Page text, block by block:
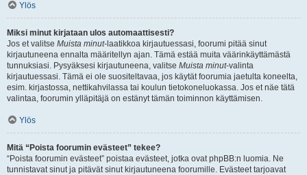
Ylös
Miksi minut kirjataan ulos automaattisesti?
Jos et valitse Muista minut-laatikkoa kirjautuessasi, foorumi pitää sinut
kirjautuneena ennalta määritellyn ajan. Tämä estää muita väärinkäyttämästä
tunnuksiasi. Pysyäksesi kirjautuneena, valitse Muista minut-valinta
kirjautuessasi. Tämä ei ole suositeltavaa, jos käytät foorumia jaetulta koneelta,
esim. kirjastossa, nettikahvilassa tai koulun tietokoneluokassa. Jos et näe tätä
valintaa, foorumin ylläpitäjä on estänyt tämän toiminnon käyttämisen.
Ylös
Mitä “Poista foorumin evästeet” tekee?
“Poista foorumin evästeet” poistaa evästeet, jotka ovat phpBB:n luomia. Ne
tunnistavat sinut ja pitävät sinut kirjautuneena foorumille. Evästeet tarjoavat